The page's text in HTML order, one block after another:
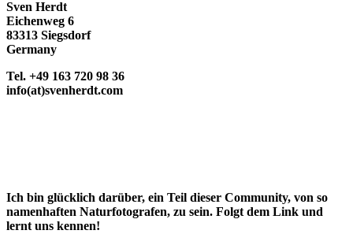
Sven Herdt
Eichenweg 6
83313 Siegsdorf
Germany
Tel. +49 163 720 98 36
info(at)svenherdt.com
Ich bin glücklich darüber, ein Teil dieser Community, von so
namenhaften Naturfotografen, zu sein. Folgt dem Link und
lernt uns kennen!